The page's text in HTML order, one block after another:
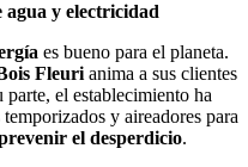
agua y electricidad
es bueno para el planeta.
Fleurianima a sus clientes
parte, el establecimiento ha
y aireadores para
el desperdicio.